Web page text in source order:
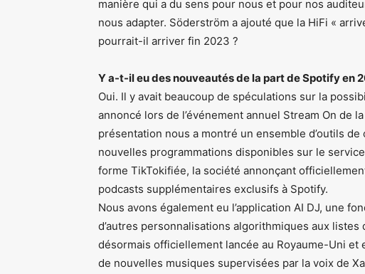
manière qui a du sens pour nous et pour nos
nous adapter. Söderström a ajouté que la HiFi «
pourrait-il arriver fin 2023 ?
Y a-t-il eu des nouveautés de la part de Spotify en
Oui. Il y avait beaucoup de spéculations sur la
annoncé lors de l’événement annuel Stream On de
présentation nous a montré un ensemble d’outils
nouvelles programmations disponibles sur le
forme TikTokifiée, la société annonçant
podcasts supplémentaires exclusifs à Spotify.
Nous avons également eu l’application AI DJ, une
d’autres personnalisations algorithmiques aux
désormais officiellement lancée au Royaume-Uni
de nouvelles musiques supervisées par la voix de